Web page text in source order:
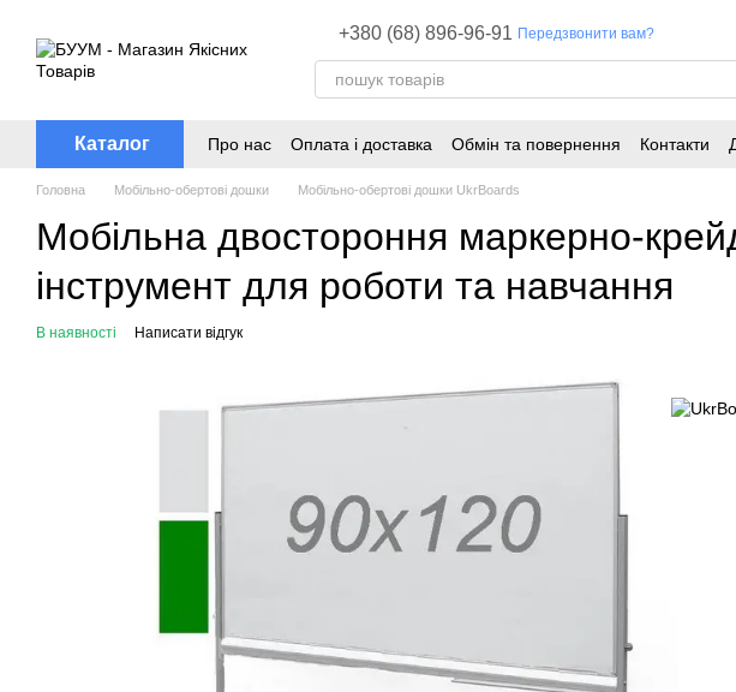
+380 (68) 896-96-91 Передзвонити вам?
Каталог Про нас Оплата і доставка Обмін та повернення Контакти
Головна Мобільно-обертові дошки Мобільно-обертові дошки UkrBoards
Мобільна двостороння маркерно-
інструмент для роботи та навчання
В наявності Написати відгук